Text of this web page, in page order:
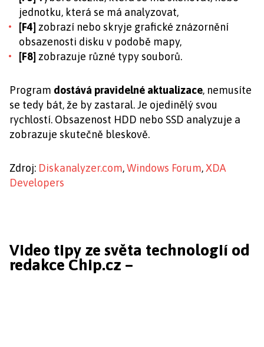
jednotku, která se má analyzovat,
[F4] zobrazí nebo skryje grafické znázornění
obsazenosti disku v podobě mapy,
[F8] zobrazuje různé typy souborů.
Program dostává pravidelné aktualizace, nemusíte
se tedy bát, že by zastaral. Je ojedinělý svou
rychlostí. Obsazenost HDD nebo SSD analyzuje a
zobrazuje skutečně bleskově.
Zdroj: Diskanalyzer.com,Windows Forum, XDA
Developers
Video tipy ze světa technologií od
redakce Chip.cz –